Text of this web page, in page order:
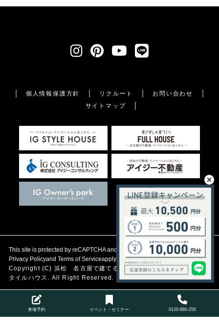
個人情報保護方針 リクルート
お問い合わせ
サイトマップ
This site is protected by reCAPTCHA and the Google
Privacy Policyand Terms of Serviceapply.
Copyright (C) 浜松 名古屋で建てる自然素材の注文住宅アイジース
タイルハウス. All Right Reserved.
来場予約 イベント・セミナー 0120-880-250